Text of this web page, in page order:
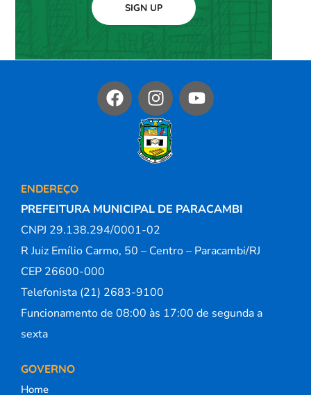
SIGN UP
ENDEREÇO
PREFEITURA MUNICIPAL DE PARACAMBI
CNPJ 29.138.294/0001-02
R Juiz Emílio Carmo, 50 – Centro – Paracambi/RJ
CEP 26600-000
Telefonista (21) 2683-9100
Funcionamento de 08:00 às 17:00 de segunda a
sexta
GOVERNO
Home